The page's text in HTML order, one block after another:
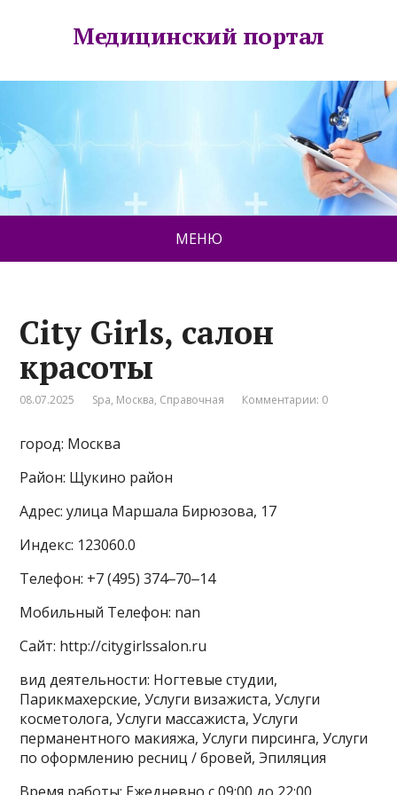
Медицинский портал
МЕНЮ
City Girls, салон
красоты
08.07.2025 Spa, Москва, Справочная Комментарии: 0
город: Москва
Район: Щукино район
Адрес: улица Маршала Бирюзова, 17
Индекс: 123060.0
Телефон: +7 (495) 374‒70‒14
Мобильный Телефон: nan
Сайт: http://citygirlssalon.ru
вид деятельности: Ногтевые студии,
Парикмахерские, Услуги визажиста, Услуги
косметолога, Услуги массажиста, Услуги
перманентного макияжа, Услуги пирсинга, Услуги
по оформлению ресниц / бровей, Эпиляция